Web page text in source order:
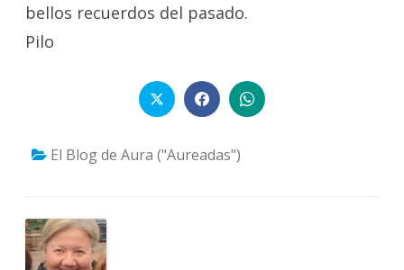
bellos recuerdos del pasado.
Pilo
El Blog de Aura ("Aureadas")